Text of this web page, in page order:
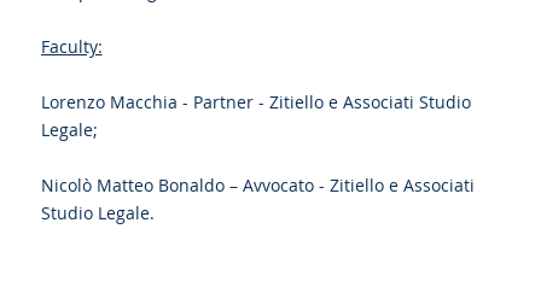
Faculty:
Lorenzo Macchia - Partner - Zitiello e Associati Studio
Legale;
Nicolò Matteo Bonaldo – Avvocato - Zitiello e Associati
Studio Legale.